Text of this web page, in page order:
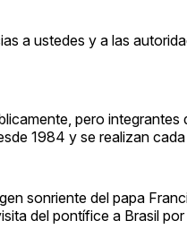
a ustedes y a las
pero
1984 y se realizan
sonriente del papa
del pontífice a Brasil